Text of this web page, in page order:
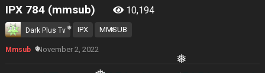
IPX 784 (mmsub) 10,194
Dark Plus Tv IPX MMSUB
Mmsub November 2, 2022